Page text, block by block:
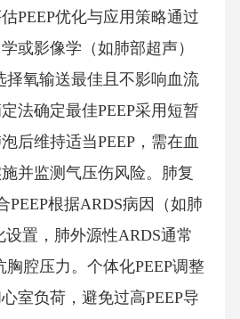
PEEP优化与应用策略通过
或影像学（如肺部超声）
择氧输送最佳且不影响血流
法确定最佳PEEP采用短暂
后维持适当PEEP，需在血
并监测气压伤风险。肺复
PEEP根据ARDS病因（如肺
置，肺外源性ARDS通常
胸腔压力。个体化PEEP调整
室负荷，避免过高PEEP导